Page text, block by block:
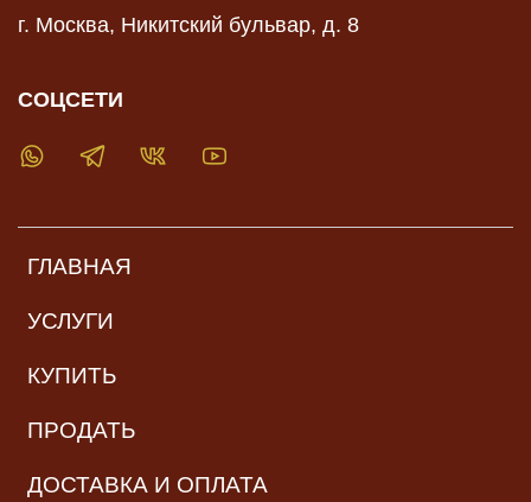
ГЛАВНАЯ
УСЛУГИ
КУПИТЬ
ПРОДАТЬ
ДОСТАВКА И ОПЛАТА
г. Москва, Никитский бульвар, д. 8
СОЦСЕТИ